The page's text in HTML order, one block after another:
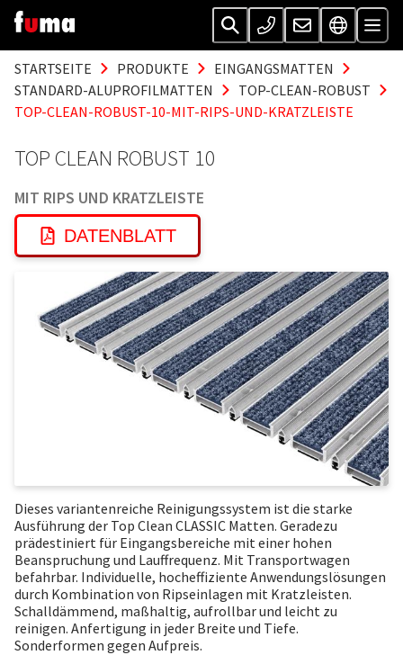
STARTSEITE PRODUKTE
EINGANGSMATTEN
STANDARD-ALUPROFILMATTEN
TOP-CLEAN-ROBUST
TOP-CLEAN-ROBUST-10-MIT-RIPS-UND-KRATZLEISTE
TOP CLEAN ROBUST 10
MIT RIPS UND KRATZLEISTE
DATENBLATT
Dieses variantenreiche Reinigungssystem ist die starke
Ausführung der Top Clean CLASSIC Matten. Geradezu
prädestiniert für Eingangsbereiche mit einer hohen
Beanspruchung und Lauffrequenz. Mit Transportwagen
befahrbar. Individuelle, hocheffiziente Anwendungslösungen
durch Kombination von Ripseinlagen mit Kratzleisten.
Schalldämmend, maßhaltig, aufrollbar und leicht zu
reinigen. Anfertigung in jeder Breite und Tiefe.
Sonderformen gegen Aufpreis.